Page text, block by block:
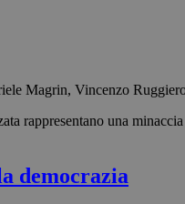
Magrin, Vincenzo
rappresentano una
democrazia